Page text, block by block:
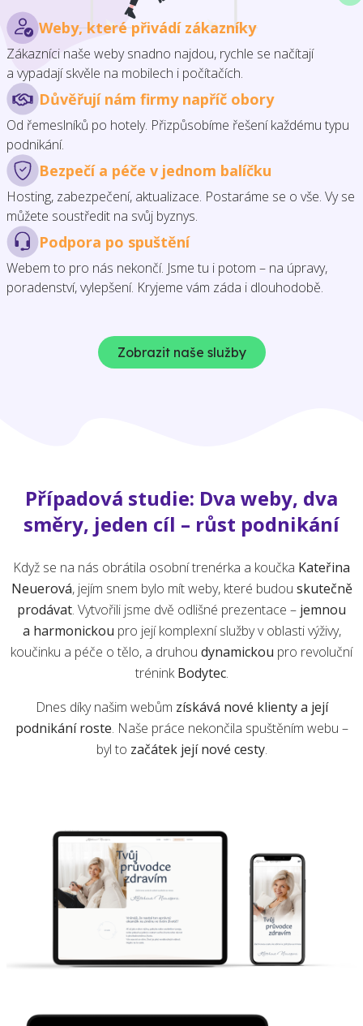
Weby, které přivádí zákazníky
Zákazníci naše weby snadno najdou, rychle se načítají
a vypadají skvěle na mobilech i počítačích.
Důvěřují nám firmy napříč obory
Od řemeslníků po hotely. Přizpůsobíme řešení každému typu
podnikání.
Bezpečí a péče v jednom balíčku
Hosting, zabezpečení, aktualizace. Postaráme se o vše. Vy se
můžete soustředit na svůj byznys.
Podpora po spuštění
Webem to pro nás nekončí. Jsme tu i potom – na úpravy,
poradenství, vylepšení. Kryjeme vám záda i dlouhodobě.
Zobrazit naše služby
Případová studie: Dva weby, dva
směry, jeden cíl – růst podnikání
Když se na nás obrátila osobní trenérka a koučka Kateřina
Neuerová, jejím snem bylo mít weby, které budou skutečně
prodávat. Vytvořili jsme dvě odlišné prezentace – jemnou
a harmonickou pro její komplexní služby v oblasti výživy,
koučinku a péče o tělo, a druhou dynamickou pro revoluční
tréninkBodytec.
Dnes díky našim webům získává nové klienty a její
podnikání roste. Naše práce nekončila spuštěním webu –
byl to začátek její nové cesty.